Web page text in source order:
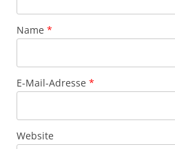
Name *
E-Mail-Adresse *
Website